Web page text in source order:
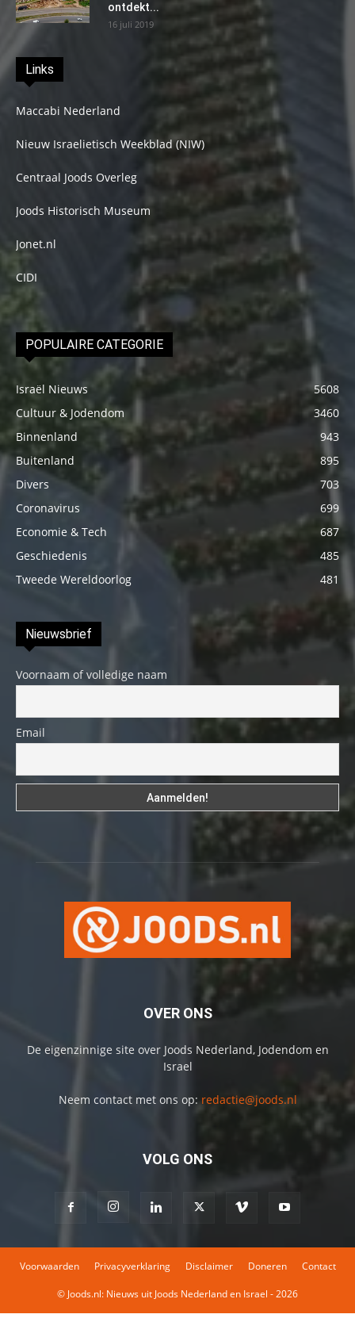
ontdekt...
16 juli 2019
Links
Maccabi Nederland
Nieuw Israelietisch Weekblad (NIW)
Centraal Joods Overleg
Joods Historisch Museum
Jonet.nl
CIDI
POPULAIRE CATEGORIE
Israël Nieuws
5608
Cultuur & Jodendom
3460
Binnenland
943
Buitenland
895
Divers
703
Coronavirus
699
Economie & Tech
687
Geschiedenis
485
Tweede Wereldoorlog
481
Nieuwsbrief
Voornaam of volledige naam
Email
OVER ONS
De eigenzinnige site over Joods Nederland, Jodendom en
Israel
Neem contact met ons op: redactie@joods.nl
VOLG ONS
Voorwaarden Privacyverklaring Disclaimer Doneren Contact
© Joods.nl: Nieuws uit Joods Nederland en Israel - 2026